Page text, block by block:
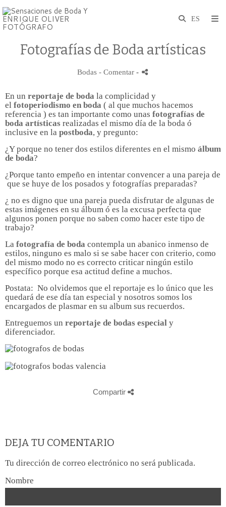
Fotografías de Boda artísticas
Bodas - Comentar -
En un reportaje de boda la complicidad y
el fotoperiodismo en boda ( al que muchos hacemos
referencia ) es tan importante como unas fotografías de
boda artísticas realizadas el mismo día de la boda ó
inclusive en la postboda, y pregunto:
¿Y porque no tener dos estilos diferentes en el mismo álbum
de boda?
¿Porque tanto empeño en intentar convencer a una pareja de
que se huye de los posados y fotografías preparadas?
¿ no es digno que una pareja pueda disfrutar de algunas de
estas imágenes en su álbum ó es la excusa perfecta que
algunos ponen porque no saben como hacer este tipo de
trabajo?
La fotografía de boda contempla un abanico inmenso de
estilos, ninguno es malo si se sabe hacer con criterio, como
del mismo modo no es correcto criticar ningún estilo
específico porque esa actitud define a muchos.
Postata: No olvidemos que el reportaje es lo único que les
quedará de ese día tan especial y nosotros somos los
encargados de plasmar en su album sus recuerdos.
Entreguemos un reportaje de bodas especial y
diferenciador.
Compartir
DEJA TU COMENTARIO
Tu dirección de correo electrónico no será publicada.
Nombre